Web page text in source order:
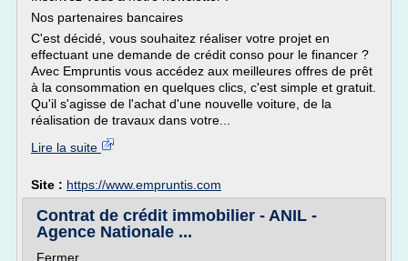
Nos partenaires bancaires
C'est décidé, vous souhaitez réaliser votre projet en
effectuant une demande de crédit conso pour le financer ?
Avec Empruntis vous accédez aux meilleures offres de prêt
à la consommation en quelques clics, c'est simple et gratuit.
Qu'il s'agisse de l'achat d'une nouvelle voiture, de la
réalisation de travaux dans votre...
Lire la suite
Site : https://www.empruntis.com
Contrat de crédit immobilier - ANIL -
Agence Nationale ...
Fermer